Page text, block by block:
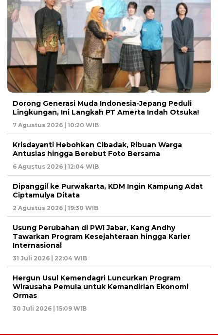
Dorong Generasi Muda Indonesia-Jepang Peduli
Lingkungan, Ini Langkah PT Amerta Indah Otsuka!
7 Agustus 2026 | 10:20 WIB
Krisdayanti Hebohkan Cibadak, Ribuan Warga
Antusias hingga Berebut Foto Bersama
6 Agustus 2026 | 12:04 WIB
Dipanggil ke Purwakarta, KDM Ingin Kampung Adat
Ciptamulya Ditata
2 Agustus 2026 | 19:30 WIB
Usung Perubahan di PWI Jabar, Kang Andhy
Tawarkan Program Kesejahteraan hingga Karier
Internasional
31 Juli 2026 | 22:04 WIB
Hergun Usul Kemendagri Luncurkan Program
Wirausaha Pemula untuk Kemandirian Ekonomi
Ormas
30 Juli 2026 | 15:09 WIB